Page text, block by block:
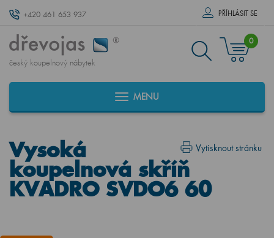
+420 461 653 937 PŘÍHLÁSIT SE
český koupelnový nábytek
0
MENU
Vytisknout stránku
Vysoká
koupelnová skříň
KVADRO SVDO6 60